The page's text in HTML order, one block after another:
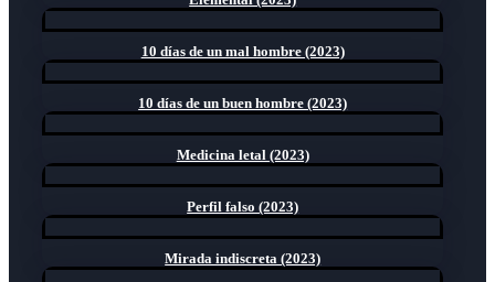
10 días de un mal hombre (2023)
10 días de un buen hombre (2023)
Medicina letal (2023)
Perfil falso (2023)
Mirada indiscreta (2023)